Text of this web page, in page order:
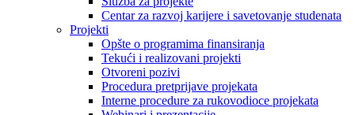
Centar za razvoj karijere i savetovanje studenata
Projekti
Opšte o programima finansiranja
Tekući i realizovani projekti
Otvoreni pozivi
Procedura pretprijave projekata
Interne procedure za rukovodioce projekata